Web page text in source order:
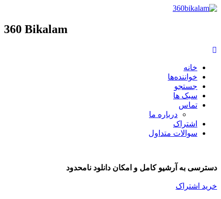
360 Bikalam
خانه
خواننده‌ها
جستجو
سبک ها
تماس
درباره ما
اشتراک
سوالات متداول
دسترسی به آرشیو کامل و امکان دانلود نامحدود
خرید اشتراک